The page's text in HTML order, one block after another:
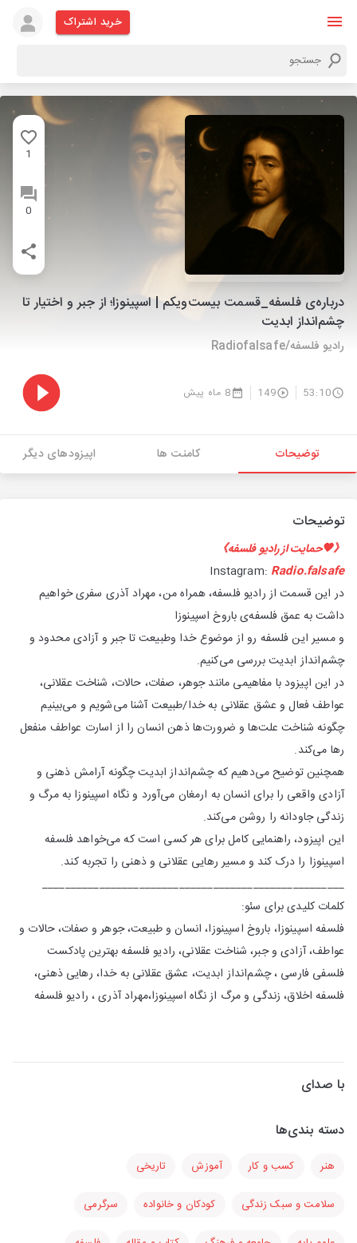
خرید اشتراک
1
0
درباره‌ی فلسفه_قسمت بیست‌و‌یکم | اسپینوزا؛ از جبر و اختیار تا
چشم‌انداز ابدیت
رادیو فلسفه/Radiofalsafe
53:10
149 8 ماه پیش
توضیحات کامنت ها اپیزودهای دیگر
توضیحات
《🧡حمایت از رادیو فلسفه》
Instagram: Radio.falsafe
در این قسمت از رادیو فلسفه، همراه من، مهراد آذری سفری خواهیم
داشت به عمق فلسفه‌ی باروخ اسپینوزا
و مسیر این فلسفه رو از موضوع خدا وطبیعت تا جبر و آزادی محدود و
چشم‌انداز ابدیت بررسی می‌کنیم.
در این اپیزود با مفاهیمی مانند جوهر، صفات، حالات، شناخت عقلانی،
عواطف فعال و عشق عقلانی به خدا/طبیعت آشنا می‌شویم و می‌بینیم
چگونه شناخت علت‌ها و ضرورت‌ها ذهن انسان را از اسارت عواطف منفعل
رها می‌کند.
همچنین توضیح می‌دهیم که چشم‌انداز ابدیت چگونه آرامش ذهنی و
آزادی واقعی را برای انسان به ارمغان می‌آورد و نگاه اسپینوزا به مرگ و
زندگی جاودانه را روشن می‌کند.
این اپیزود، راهنمایی کامل برای هر کسی است که می‌خواهد فلسفه
اسپینوزا را درک کند و مسیر رهایی عقلانی و ذهنی را تجربه کند.
_____________________________________________________
کلمات کلیدی برای سئو:
فلسفه اسپینوزا، باروخ اسپینوزا، انسان و طبیعت، جوهر و صفات، حالات و
عواطف، آزادی و جبر، شناخت عقلانی، رادیو فلسفه بهترین پادکست
فلسفی فارسی ، چشم‌انداز ابدیت، عشق عقلانی به خدا، رهایی ذهنی،
فلسفه اخلاق، زندگی و مرگ از نگاه اسپینوزا،مهراد آذری ، رادیو فلسفه
با صدای
دسته بندی‌ها
هنر کسب و کار آموزش تاریخی
سلامت و سبک زندگی کودکان و خانواده سرگرمی